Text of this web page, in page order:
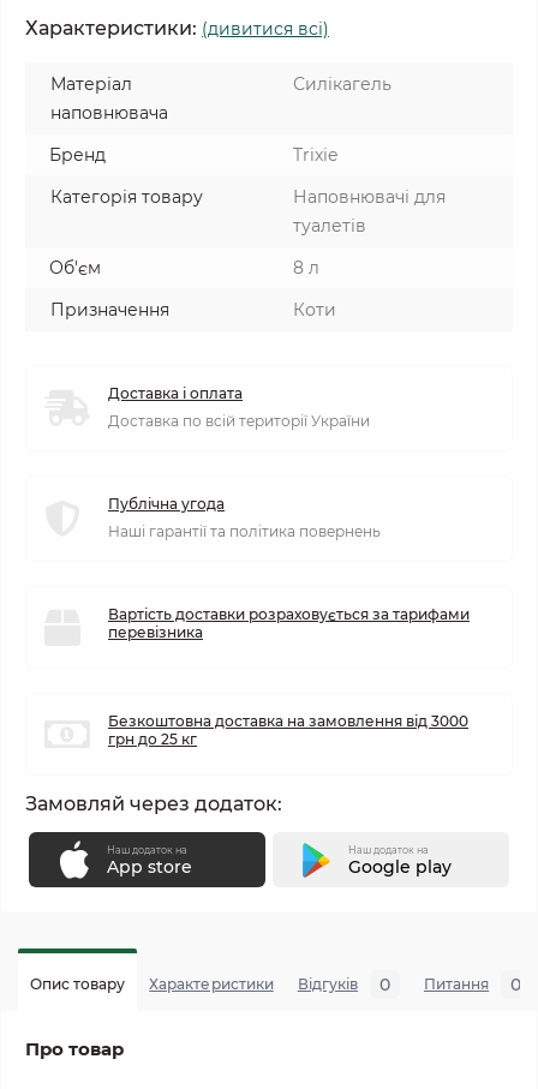
Характеристики: (дивитися всі)
Матеріал
наповнювача
Силікагель
Бренд
Trixie
Категорія товару
Наповнювачі для
туалетів
Об'єм
8 л
Призначення
Коти
Доставка і оплата
Доставка по всій території України
Публічна угода
Наші гарантії та політика повернень
Вартість доставки розраховується за тарифами
перевізника
Безкоштовна доставка на замовлення від 3000
грн до 25 кг
Замовляй через додаток:
Наш додаток на
App store
Наш додаток на
Google play
Опис товару Характеристики Відгуків 0 Питання 0
Про товар